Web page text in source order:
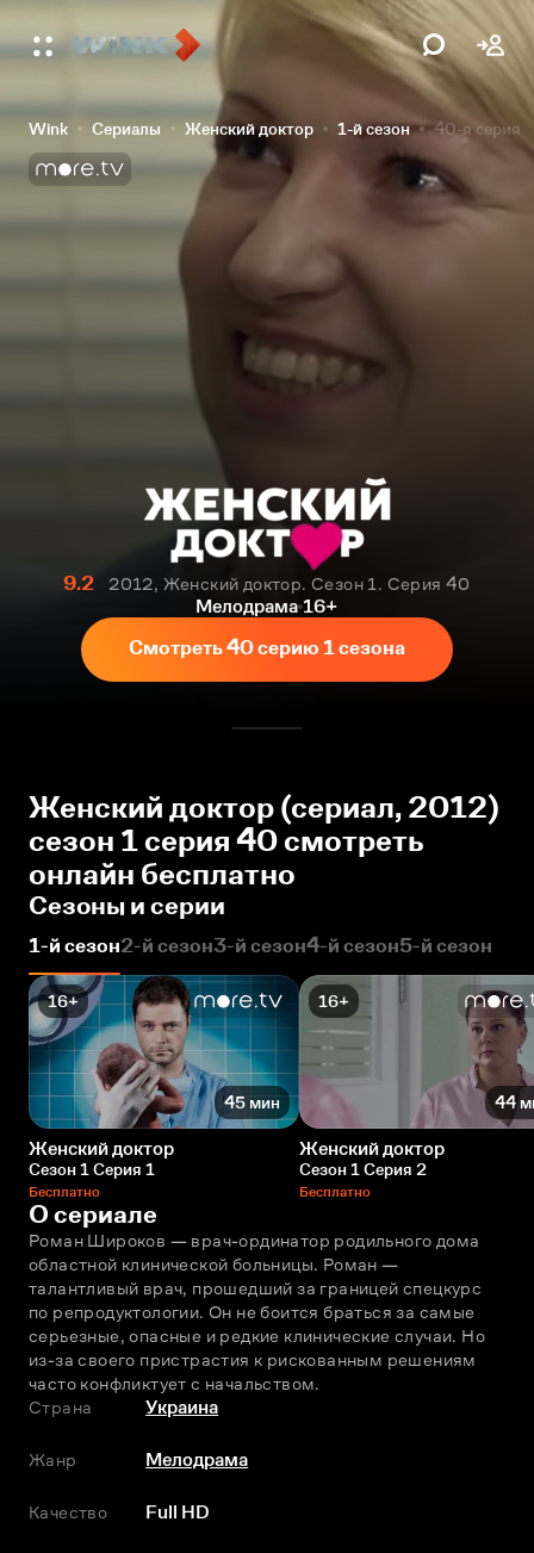
Wink Сериалы Женский доктор 1-й сезон 40-я серия
9.2
2012, Женский доктор. Сезон 1. Серия 40
Мелодрама 16+
Смотреть 40 серию 1 сезона
Женский доктор (сериал, 2012)
сезон 1 серия 40 смотреть
онлайн бесплатно
Сезоны и серии
1-й сезон2-й сезон3-й сезон4-й сезон5-й сезон
16+
45 мин
Женский доктор
Сезон 1 Серия 1
Бесплатно
16+
44
Женский доктор
Сезон 1 Серия 2
Бесплатно
О сериале
Роман Широков — врач-ординатор родильного дома
областной клинической больницы. Роман —
талантливый врач, прошедший за границей спецкурс
по репродуктологии. Он не боится браться за самые
серьезные, опасные и редкие клинические случаи. Но
из-за своего пристрастия к рискованным решениям
часто конфликтует с начальством.
Страна
Украина
Жанр Мелодрама
Качество Full HD